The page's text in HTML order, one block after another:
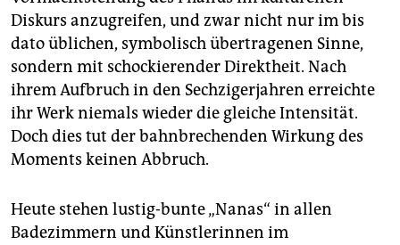
unterstützen
abo
genossenschaft
epaper login
Diskurs anzugreifen, und zwar nicht nur im bis
dato üblichen, symbolisch übertragenen Sinne,
sondern mit schockierender Direktheit. Nach
ihrem Aufbruch in den Sechzigerjahren erreichte
ihr Werk niemals wieder die gleiche Intensität.
Doch dies tut der bahnbrechenden Wirkung des
Moments keinen Abbruch.
Heute stehen lustig-bunte „Nanas“ in allen
Badezimmern und Künstlerinnen im